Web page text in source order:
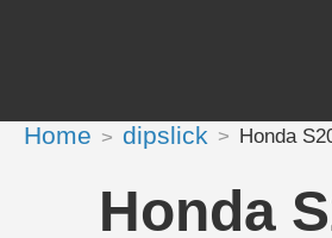
Home dipslick Honda
Honda